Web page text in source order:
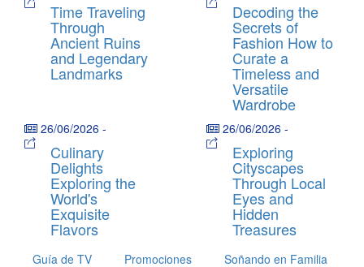
Time Traveling
Through
Ancient Ruins
and Legendary
Landmarks
Decoding the
Secrets of
Fashion How to
Curate a
Timeless and
Versatile
Wardrobe
26/06/2026 -
Culinary
Delights
Exploring the
World's
Exquisite
Flavors
26/06/2026 -
Exploring
Cityscapes
Through Local
Eyes and
Hidden
Treasures
Guía de TV Promociones Soñando en Familia